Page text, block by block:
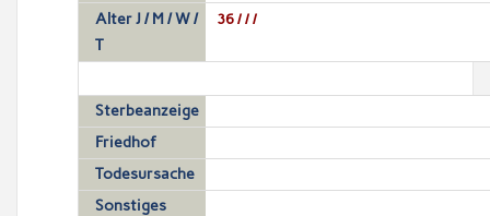
Alter J / M / W /
T
36 / / /
Sterbeanzeige
Friedhof
Todesursache
Sonstiges